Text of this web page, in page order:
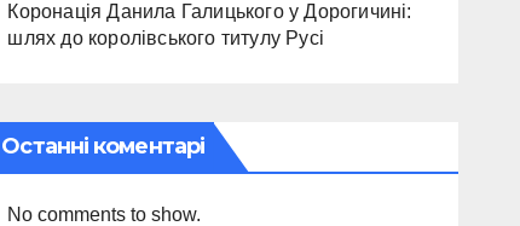
Коронація Данила Галицького у Дорогичині:
шлях до королівського титулу Русі
Останні коментарі
No comments to show.